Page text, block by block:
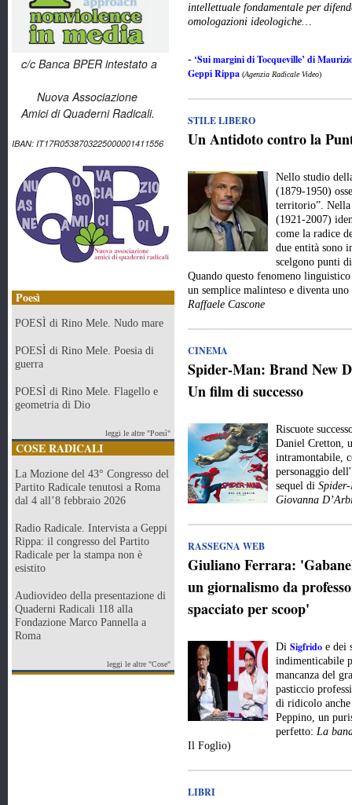
c/c Banca BPER intestato a
Nuova Associazione
Amici di Quaderni Radicali.
IBAN: IT17R0538703225000001411556
Poesì
POESÌ di Rino Mele. Nudo mare
POESÌ di Rino Mele. Poesia di
guerra
POESÌ di Rino Mele. Flagello e
geometria di Dio
leggi le altre "Poesì"
COSE RADICALI
La Mozione del 43° Congresso del
Partito Radicale tenutosi a Roma
dal 4 all’8 febbraio 2026
Radio Radicale. Intervista a Geppi
Rippa: il congresso del Partito
Radicale per la stampa non è
esistito
Audiovideo della presentazione di
Quaderni Radicali 118 alla
Fondazione Marco Pannella a
Roma
leggi le altre "Cose"
intellettuale fondamentale per
omologazioni ideologiche…
- ‘Sui margini di Tocqueville’ di
Geppi Rippa (Agenzia Radicale Video)
STILE LIBERO
Un Antidoto contro la
Nello studio
(1879-1950)
territorio”. Nella
(1921-2007)
come la radice
due entità sono
scelgono punti
Quando questo fenomeno
un semplice malinteso e diventa
Raffaele Cascone
CINEMA
Spider-Man: Brand New
Un film di successo
Riscuote
Daniel Cretton,
intramontabile,
personaggio
sequel di
Giovanna
RASSEGNA WEB
Giuliano Ferrara:
un giornalismo da
spacciato per scoop'
Di Sigfrido e dei
indimenticabile
mancanza del
pasticcio
di ridicolo anche
Peppino, un
perfetto: La
Il Foglio)
LIBRI